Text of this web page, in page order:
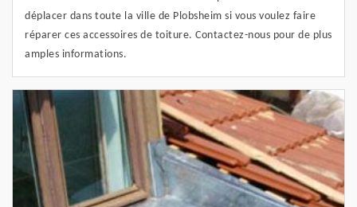
déplacer dans toute la ville de Plobsheim si vous voulez faire
réparer ces accessoires de toiture. Contactez-nous pour de plus
amples informations.